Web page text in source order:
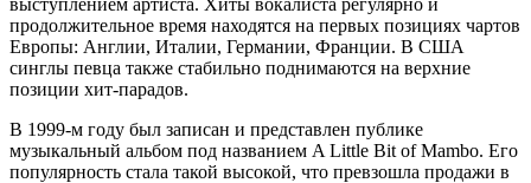
выступлением артиста. Хиты вокалиста регулярно и
продолжительное время находятся на первых позициях чартов
Европы: Англии, Италии, Германии, Франции. В США
синглы певца также стабильно поднимаются на верхние
позиции хит-парадов.
В 1999-м году был записан и представлен публике
музыкальный альбом под названием A Little Bit of Mambo. Его
популярность стала такой высокой, что превзошла продажи в